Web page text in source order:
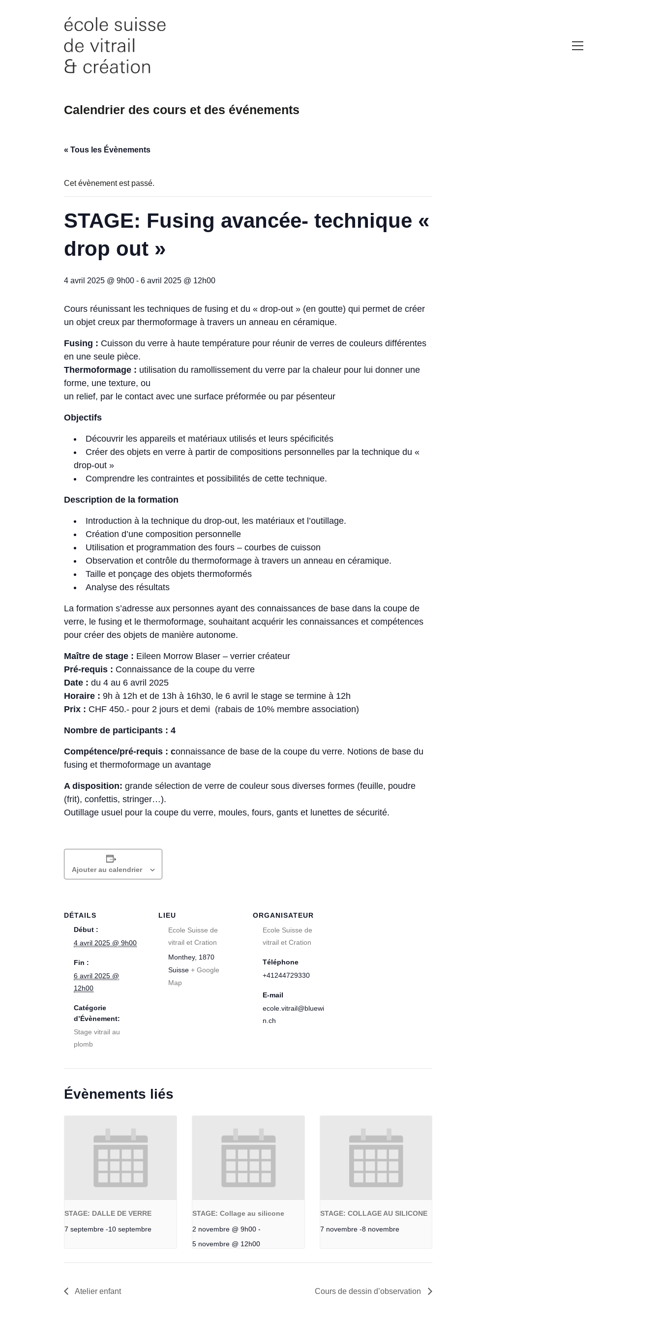
Calendrier des cours et des événements
« Tous les Évènements
Cet évènement est passé.
STAGE: Fusing avancée- technique «
drop out »
4 avril 2025 @ 9h00 -6 avril 2025 @ 12h00
Cours réunissant les techniques de fusing et du « drop-out » (en goutte) qui permet de créer
un objet creux par thermoformage à travers un anneau en céramique.
Fusing : Cuisson du verre à haute température pour réunir de verres de couleurs différentes
en une seule pièce.
Thermoformage : utilisation du ramollissement du verre par la chaleur pour lui donner une
forme, une texture, ou
un relief, par le contact avec une surface préformée ou par pésenteur
Objectifs
Découvrir les appareils et matériaux utilisés et leurs spécificités
Créer des objets en verre à partir de compositions personnelles par la technique du «
drop-out »
Comprendre les contraintes et possibilités de cette technique.
Description de la formation
Introduction à la technique du drop-out, les matériaux et l’outillage.
Création d’une composition personnelle
Utilisation et programmation des fours – courbes de cuisson
Observation et contrôle du thermoformage à travers un anneau en céramique.
Taille et ponçage des objets thermoformés
Analyse des résultats
La formation s’adresse aux personnes ayant des connaissances de base dans la coupe de
verre, le fusing et le thermoformage, souhaitant acquérir les connaissances et compétences
pour créer des objets de manière autonome.
Maître de stage : Eileen Morrow Blaser – verrier créateur
Pré-requis : Connaissance de la coupe du verre
Date : du 4 au 6 avril 2025
Horaire : 9h à 12h et de 13h à 16h30, le 6 avril le stage se termine à 12h
Prix : CHF 450.- pour 2 jours et demi (rabais de 10% membre association)
Nombre de participants : 4
Compétence/pré-requis : connaissance de base de la coupe du verre. Notions de base du
fusing et thermoformage un avantage
A disposition:grande sélection de verre de couleur sous diverses formes (feuille, poudre
(frit), confettis, stringer…).
Outillage usuel pour la coupe du verre, moules, fours, gants et lunettes de sécurité.
Ajouter au calendrier
DÉTAILS
Début :
4 avril 2025 @ 9h00
Fin :
6 avril 2025 @
12h00
Catégorie
d’Évènement:
Stage vitrail au
plomb
LIEU
Ecole Suisse de
vitrail et Cration
Monthey, 1870
Suisse + Google
Map
ORGANISATEUR
Ecole Suisse de
vitrail et Cration
Téléphone
+41244729330
E-mail
ecole.vitrail@bluewi
n.ch
Évènements liés
STAGE: DALLE DE VERRE
7 septembre -10 septembre
STAGE: Collage au silicone
2 novembre @ 9h00 -
5 novembre @ 12h00
STAGE: COLLAGE AU SILICONE
7 novembre -8 novembre
Atelier enfant Cours de dessin d’observation